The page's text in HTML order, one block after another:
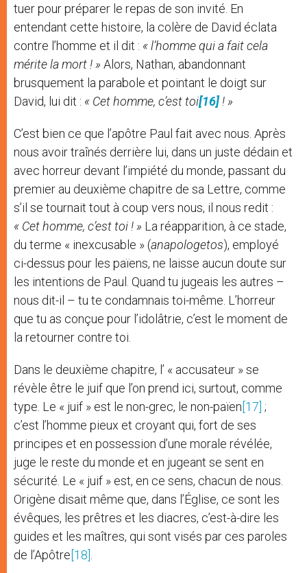
tuer pour préparer le repas de son invité. En
entendant cette histoire, la colère de David éclata
contre l’homme et il dit : « l’homme qui a fait cela
mérite la mort ! » Alors, Nathan, abandonnant
brusquement la parabole et pointant le doigt sur
David, lui dit : « Cet homme, c’est toi[16] ! »
C’est bien ce que l’apôtre Paul fait avec nous. Après
nous avoir traînés derrière lui, dans un juste dédain et
avec horreur devant l’impiété du monde, passant du
premier au deuxième chapitre de sa Lettre, comme
s’il se tournait tout à coup vers nous, il nous redit :
« Cet homme, c’est toi ! » La réapparition, à ce stade,
du terme « inexcusable » (anapologetos), employé
ci-dessus pour les païens, ne laisse aucun doute sur
les intentions de Paul. Quand tu jugeais les autres –
nous dit-il – tu te condamnais toi-même. L’horreur
que tu as conçue pour l’idolâtrie, c’est le moment de
la retourner contre toi.
Dans le deuxième chapitre, l’ « accusateur » se
révèle être le juif que l’on prend ici, surtout, comme
type. Le « juif » est le non-grec, le non-païen [17] ;
c’est l’homme pieux et croyant qui, fort de ses
principes et en possession d’une morale révélée,
juge le reste du monde et en jugeant se sent en
sécurité. Le « juif » est, en ce sens, chacun de nous.
Origène disait même que, dans l’Église, ce sont les
évêques, les prêtres et les diacres, c’est-à-dire les
guides et les maîtres, qui sont visés par ces paroles
de l’Apôtre [18]